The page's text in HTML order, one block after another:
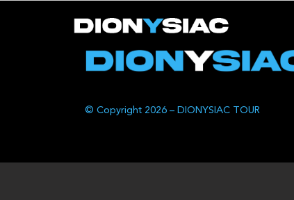
© Copyright 2026 – DIONYSIAC TOUR